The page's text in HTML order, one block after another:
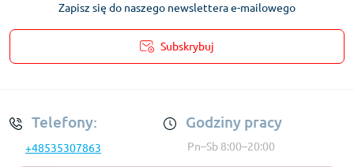
Zapisz się do naszego newslettera e-mailowego
Subskrybuj
Telefony:
+48535307863
Godziny pracy
Pn–Sb 8:00–20:00